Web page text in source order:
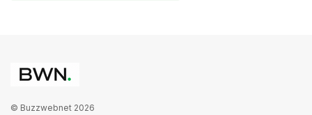
© Buzzwebnet 2026